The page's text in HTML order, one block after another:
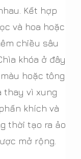
Kết hợp
và hoa hoặc
chiều sâu
khóa ở đây
hoặc tông
thay vì xung
khích và
thời tạo ra ảo
mở rộng.